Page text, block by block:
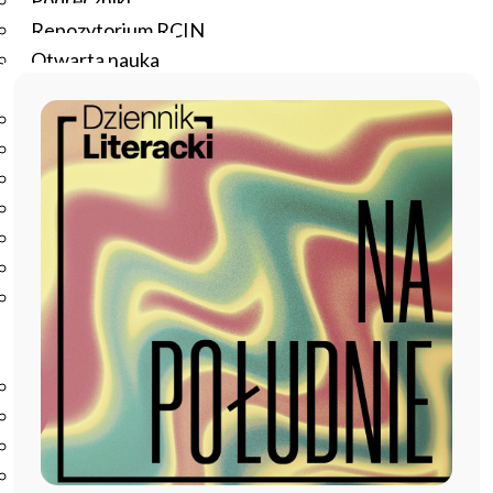
Repozytorium RCIN
Otwarta nauka
Studia podyplomowe
Szkolenia
Szkoła Doktorska Anthropos
Erasmus
Olimpiada Literatury i Języka Polskiego
Olimpiada Literatury i Języka Polskiego dla Szkół
Podstawowych
Biblioteka
O bibliotece
Godziny otwarcia
Katalog
Nowości